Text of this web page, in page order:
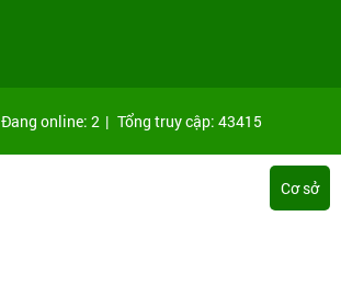
Đang online: 2 | Tổng truy cập: 43415
Cơ sở